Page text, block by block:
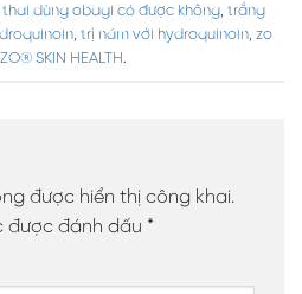
thai dùng obagi có được không, trắng
, trị nám với hydroquinoin, zo
ZO® SKIN HEALTH.
được hiển thị công khai.
được đánh dấu *